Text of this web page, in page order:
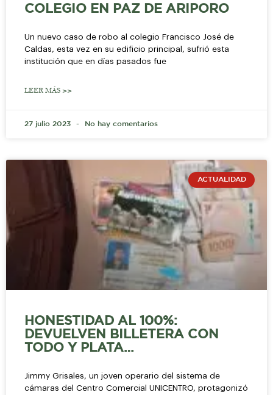
COLEGIO EN PAZ DE ARIPORO
Un nuevo caso de robo al colegio Francisco José de
Caldas, esta vez en su edificio principal, sufrió esta
institución que en días pasados fue
LEER MÁS >>
27 julio 2023 No hay comentarios
ACTUALIDAD
HONESTIDAD AL 100%:
DEVUELVEN BILLETERA CON
TODO Y PLATA…
Jimmy Grisales, un joven operario del sistema de
cámaras del Centro Comercial UNICENTRO, protagonizó